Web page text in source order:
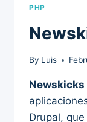
PHP
By Luis
Newskicks
Drupal,